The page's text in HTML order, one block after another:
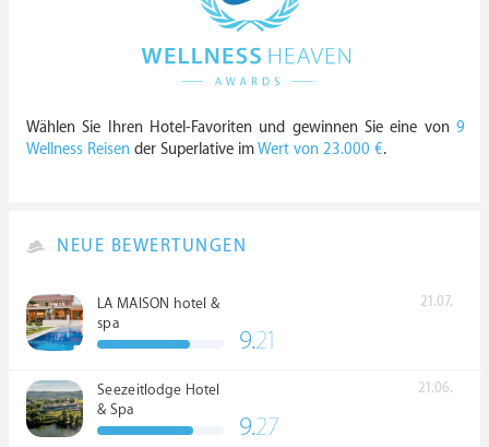
Wählen Sie Ihren Hotel-Favoriten und gewinnen Sie eine von 9
Wellness Reisen der Superlative imWert von 23.000 €.
NEUE BEWERTUNGEN
LA MAISON hotel &
spa
21.07.
9.21
Seezeitlodge Hotel
& Spa
21.06.
9.27